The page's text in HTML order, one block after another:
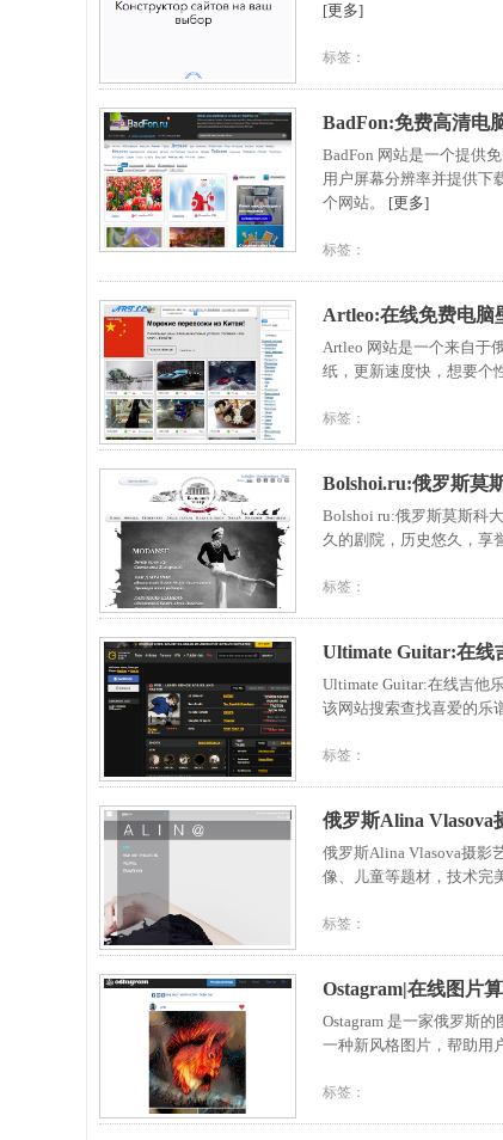
[更多]
标签：
BadFon:免费高清电
BadFon 网站是一个提供
用户屏幕分辨率并提供下
个网站。 [更多]
标签：
Artleo:在线免费电脑
Artleo 网站是一个来自于
纸，更新速度快，想要个
标签：
Bolshoi.ru:俄罗斯莫
Bolshoi ru:俄罗斯莫斯科
久的剧院，历史悠久，享
标签：
Ultimate Guitar:在线
Ultimate Guitar:在线吉他
该网站搜索查找喜爱的乐
标签：
俄罗斯Alina Vlasova
俄罗斯Alina Vlasova摄影
像、儿童等题材，技术完
标签：
Ostagram|在线图片
Ostagram 是一家俄罗斯
一种新风格图片，帮助用
标签：